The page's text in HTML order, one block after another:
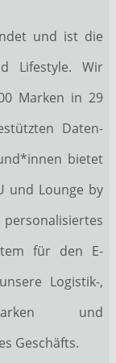
und ist die
Lifestyle. Wir
Marken in 29
Daten-
bietet
und Lounge by
für den E-
Logistik-,
und
Geschäfts.